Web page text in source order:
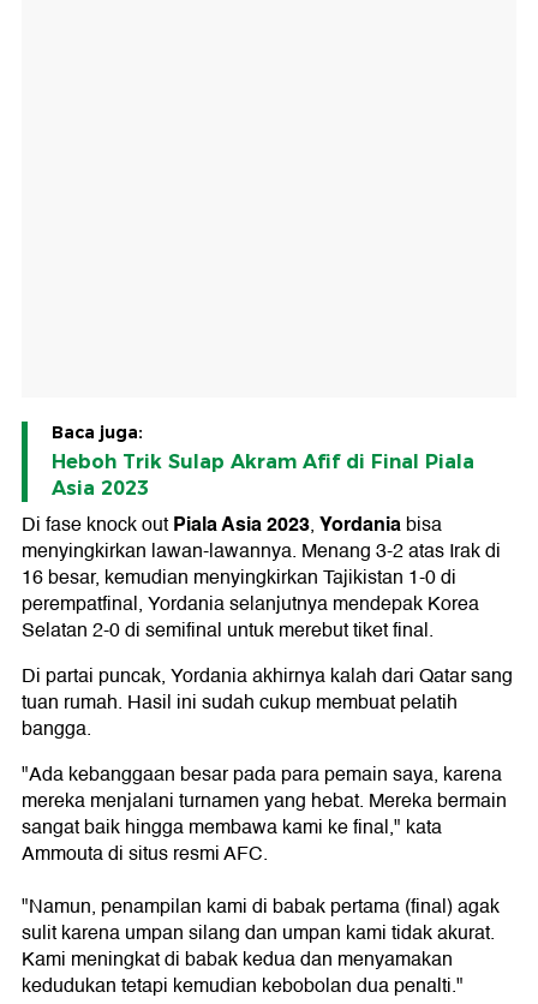
Baca juga:
Heboh Trik Sulap Akram Afif di Final Piala
Asia 2023
Di fase knock outPiala Asia 2023,Yordaniabisa
menyingkirkan lawan-lawannya. Menang 3-2 atas Irak di
16 besar, kemudian menyingkirkan Tajikistan 1-0 di
perempatfinal, Yordania selanjutnya mendepak Korea
Selatan 2-0 di semifinal untuk merebut tiket final.
Di partai puncak, Yordania akhirnya kalah dari Qatar sang
tuan rumah. Hasil ini sudah cukup membuat pelatih
bangga.
"Ada kebanggaan besar pada para pemain saya, karena
mereka menjalani turnamen yang hebat. Mereka bermain
sangat baik hingga membawa kami ke final," kata
Ammouta di situs resmi AFC.
"Namun, penampilan kami di babak pertama (final) agak
sulit karena umpan silang dan umpan kami tidak akurat.
Kami meningkat di babak kedua dan menyamakan
kedudukan tetapi kemudian kebobolan dua penalti."